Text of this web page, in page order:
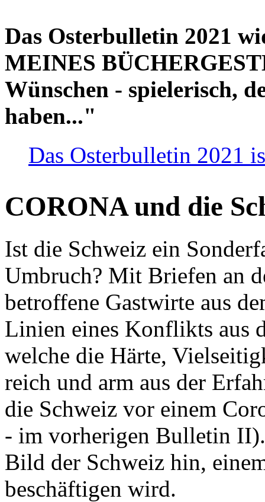
Das Osterbulletin 2021
MEINES
Wünschen - spielerisch,
haben..."
Das Osterbulletin 2021
CORONA und die
Ist die Schweiz ein
Umbruch? Mit Briefen an
betroffene Gastwirte aus
Linien eines Konflikts aus
welche die Härte,
reich und arm aus der
die Schweiz vor einem
- im vorherigen Bulletin
Bild der Schweiz hin,
beschäftigen wird.